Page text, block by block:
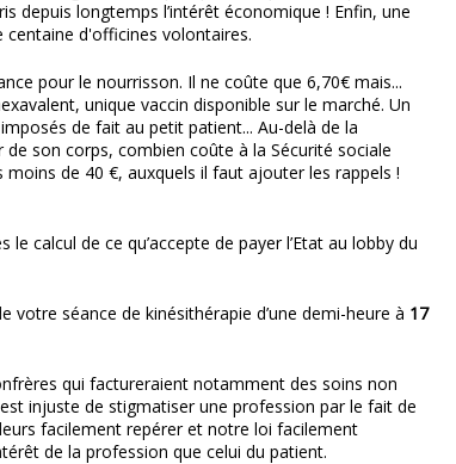
depuis longtemps l’intérêt économique ! Enfin, une
centaine d'officines volontaires.
pour le nourrisson. Il ne coûte que 6,70€ mais...
unique vaccin disponible sur le marché. Un
de fait au petit patient... Au-delà de la
son corps, combien coûte à la Sécurité sociale
de 40 €, auxquels il faut ajouter les rappels !
calcul de ce qu’accepte de payer l’Etat au lobby du
séance de kinésithérapie d’une demi-heure à 17
qui factureraient notamment des soins non
injuste de stigmatiser une profession par le fait de
facilement repérer et notre loi facilement
de la profession que celui du patient.